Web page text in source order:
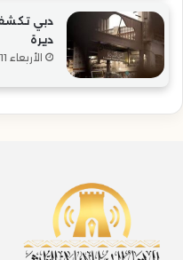
ديرة
الأربعاء 11 ربيع الأول 1447هـ